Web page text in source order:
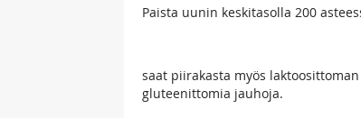
Paista uunin keskitasolla 200
saat piirakasta myös
gluteenittomia jauhoja.